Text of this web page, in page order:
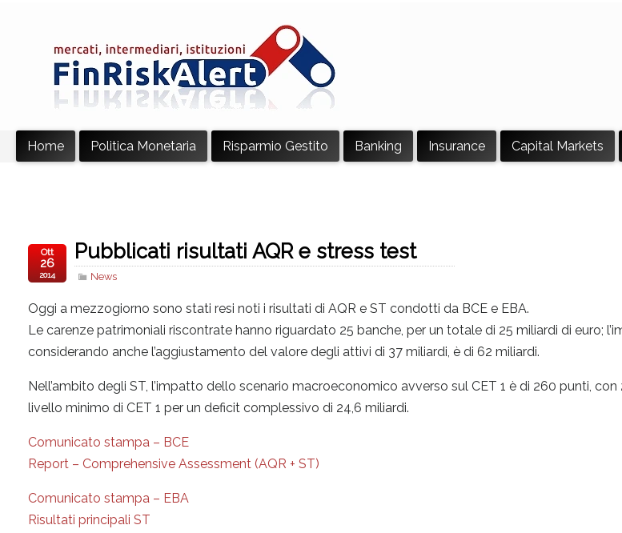
Home Politica Monetaria Risparmio Gestito Banking Insurance Capital Markets
Pubblicati risultati AQR e stress test
News
Ott
26
2014
Oggi a mezzogiorno sono stati resi noti i risultati di AQR e ST condotti da BCE e EBA.
Le carenze patrimoniali riscontrate hanno riguardato 25 banche, per un totale di 25 miliardi di euro;
considerando anche l’aggiustamento del valore degli attivi di 37 miliardi, è di 62 miliardi.
Nell’ambito degli ST, l’impatto dello scenario macroeconomico avverso sul CET 1 è di 260 punti,
livello minimo di CET 1 per un deficit complessivo di 24,6 miliardi.
Comunicato stampa – BCE
Report – Comprehensive Assessment (AQR + ST)
Comunicato stampa – EBA
Risultati principali ST